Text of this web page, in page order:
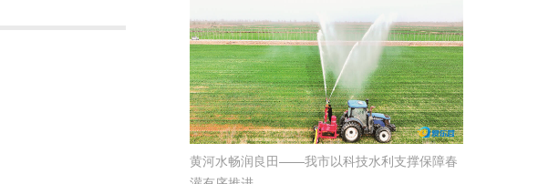
黄河水畅润良田——我市以科技水利支撑保障春